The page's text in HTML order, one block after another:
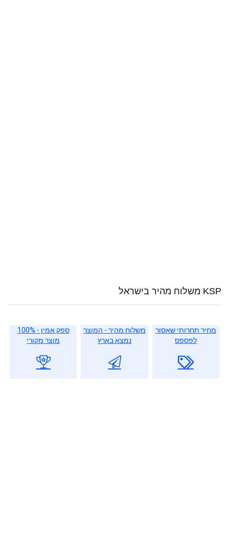
KSP משלוח מהיר בישראל
מחיר תחרותי שאסור
לפספס
משלוח מהיר - המוצר
נמצא בארץ
ספק אמין - 100%
מוצר מקורי